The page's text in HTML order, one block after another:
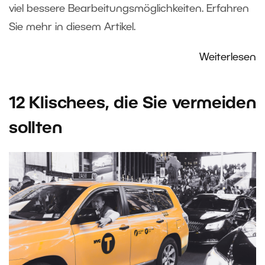
viel bessere Bearbeitungsmöglichkeiten. Erfahren
Sie mehr in diesem Artikel.
Weiterlesen
12 Klischees, die Sie vermeiden
sollten